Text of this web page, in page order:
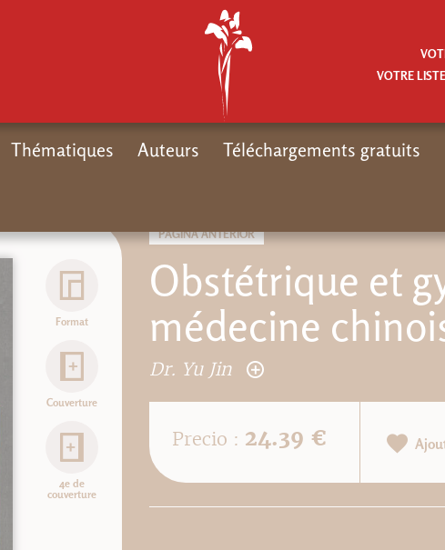
PÁGINA ANTERIOR
Obstétrique et
médecine
Dr. Yu Jin
Format
Couverture
4e de
couverture
Precio : 24.39 €
VOTRE
Thématiques Auteurs Téléchargements gratuits